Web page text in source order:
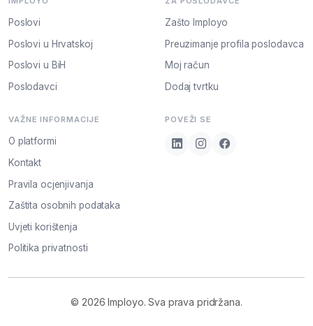
Poslovi
Poslovi u Hrvatskoj
Poslovi u BiH
Poslodavci
Zašto Imployo
Preuzimanje profila poslodavca
Moj račun
Dodaj tvrtku
VAŽNE INFORMACIJE
O platformi
Kontakt
Pravila ocjenjivanja
Zaštita osobnih podataka
Uvjeti korištenja
Politika privatnosti
POVEŽI SE
© 2026 Imployo. Sva prava pridržana.